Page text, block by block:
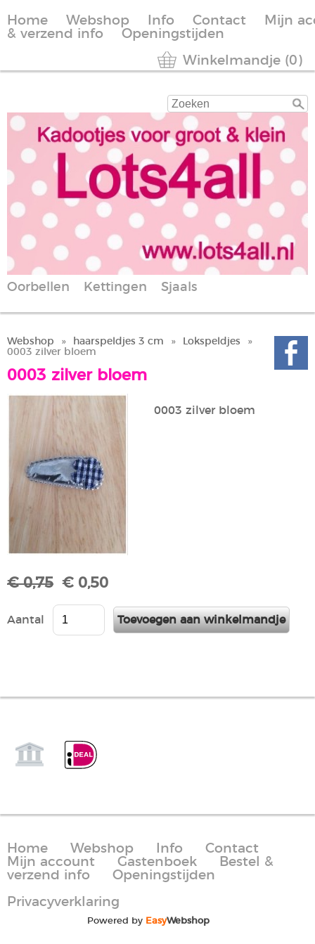
Home Webshop Info Contact
Mijn
& verzend info
Openingstijden
Winkelmandje (0)
Oorbellen Kettingen Sjaals
Webshop » haarspeldjes 3 cm » Lokspeldjes
»
0003 zilver bloem
0003 zilver bloem
0003 zilver bloem
€ 0,75 € 0,50
Aantal
Home Webshop Info
Contact
Mijn account
Gastenboek
Bestel &
verzend info
Openingstijden
Privacyverklaring
Powered by EasyWebshop